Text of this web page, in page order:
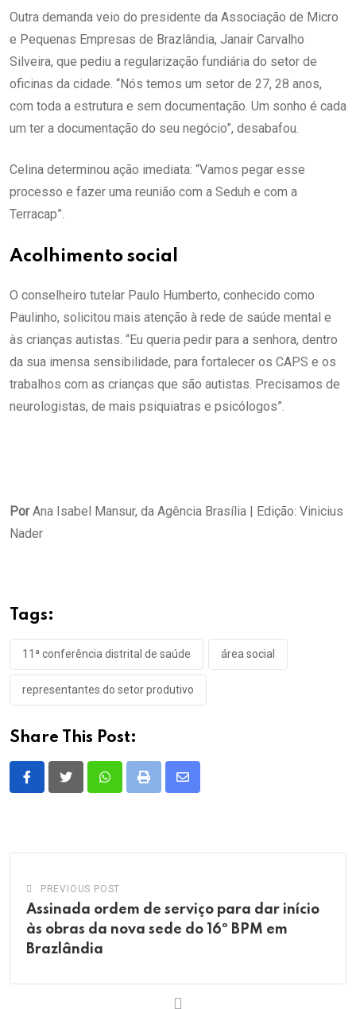
Outra demanda veio do presidente da Associação de Micro
e Pequenas Empresas de Brazlândia, Janair Carvalho
Silveira, que pediu a regularização fundiária do setor de
oficinas da cidade. “Nós temos um setor de 27, 28 anos,
com toda a estrutura e sem documentação. Um sonho é cada
um ter a documentação do seu negócio”, desabafou.
Celina determinou ação imediata: “Vamos pegar esse
processo e fazer uma reunião com a Seduh e com a
Terracap”.
Acolhimento social
O conselheiro tutelar Paulo Humberto, conhecido como
Paulinho, solicitou mais atenção à rede de saúde mental e
às crianças autistas. “Eu queria pedir para a senhora, dentro
da sua imensa sensibilidade, para fortalecer os CAPS e os
trabalhos com as crianças que são autistas. Precisamos de
neurologistas, de mais psiquiatras e psicólogos”.
PorAna Isabel Mansur, da Agência Brasília | Edição: Vinicius
Nader
Tags:
11ª conferência distrital de saúde área social
representantes do setor produtivo
Share This Post:
WhatsappPrint
Share
PREVIOUS POST
Assinada ordem de serviço para dar início
às obras da nova sede do 16º BPM em
Brazlândia